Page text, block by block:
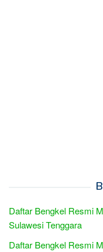
Daftar Bengkel Resmi
Sulawesi Tenggara
Daftar Bengkel Resmi